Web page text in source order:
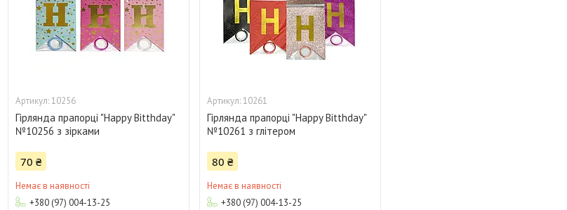
10256
Гірлянда прапорці "Happy Bitthday"
№10256 з зірками
70 ₴
Немає в наявності
+380 (97) 004-13-25
10261
Гірлянда прапорці "Happy Bitthday"
№10261 з глітером
80 ₴
Немає в наявності
+380 (97) 004-13-25